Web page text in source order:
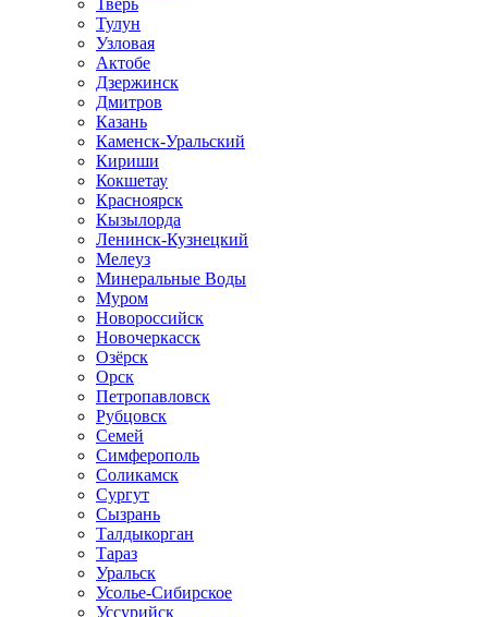
Тверь
Тулун
Узловая
Актобе
Дзержинск
Дмитров
Казань
Каменск-Уральский
Кириши
Кокшетау
Красноярск
Кызылорда
Ленинск-Кузнецкий
Мелеуз
Минеральные Воды
Муром
Новороссийск
Новочеркасск
Озёрск
Орск
Петропавловск
Рубцовск
Семей
Симферополь
Соликамск
Сургут
Сызрань
Талдыкорган
Тараз
Уральск
Усолье-Сибирское
Уссурийск